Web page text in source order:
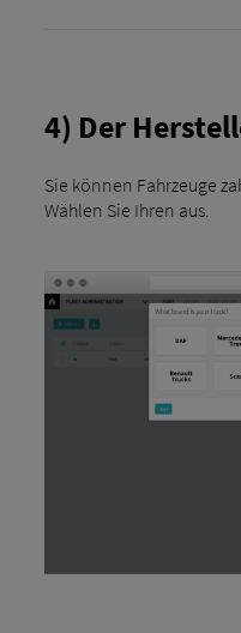
4) Der
Sie können Fahrzeuge
Wählen Sie Ihren aus.